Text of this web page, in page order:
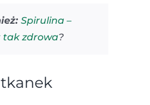
Spirulina –
tak zdrowa?